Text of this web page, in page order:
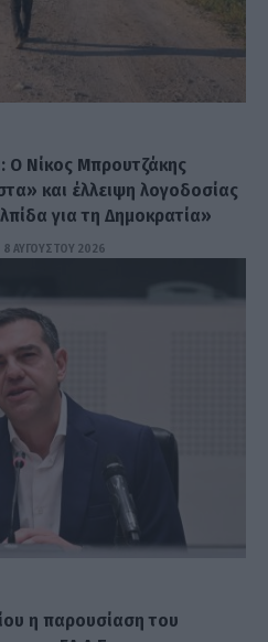
Ο Νίκος Μπρουτζάκης
και έλλειψη λογοδοσίας
για τη Δημοκρατία»
8 ΑΥΓΟΎΣΤΟΥ 2026
η παρουσίαση του